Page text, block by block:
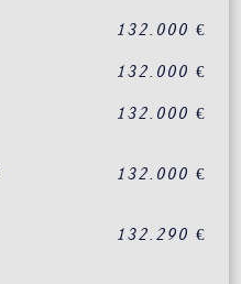
132.000 €
132.000 €
132.000 €
132.000 €
132.290 €